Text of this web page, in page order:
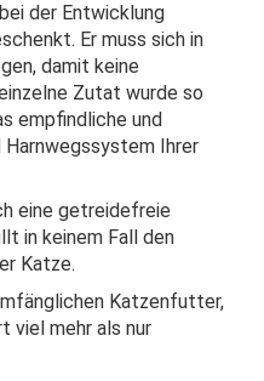
der Entwicklung
Er muss sich in
damit keine
Zutat wurde so
empfindliche und
Ihrer
eine getreidefreie
in keinem Fall den
Katze.
Katzenfutter,
viel mehr als nur